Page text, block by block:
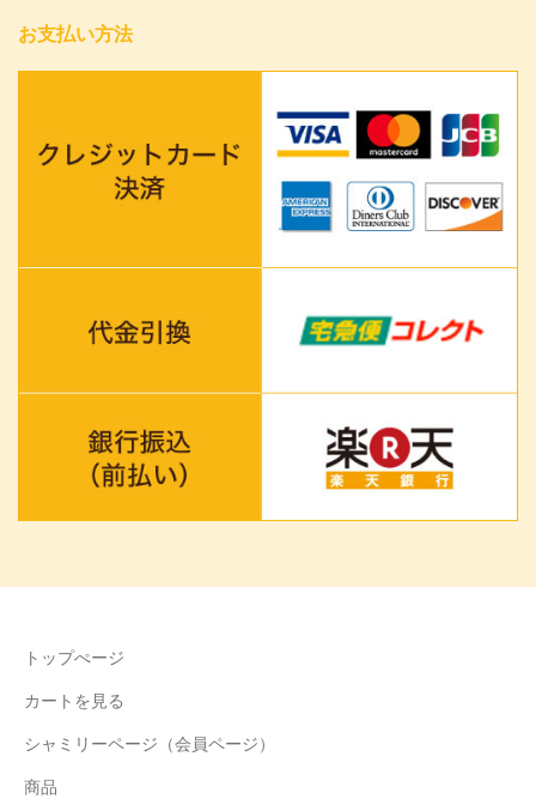
お支払い方法
トップぺージ
カートを見る
シャミリーページ（会員ページ）
商品